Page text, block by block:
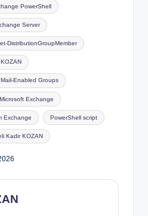
PowerShell
Server
DistributionGroupMember
Mail-Enabled Groups
Microsoft Exchange
Exchange PowerShell script
Kadir KOZAN